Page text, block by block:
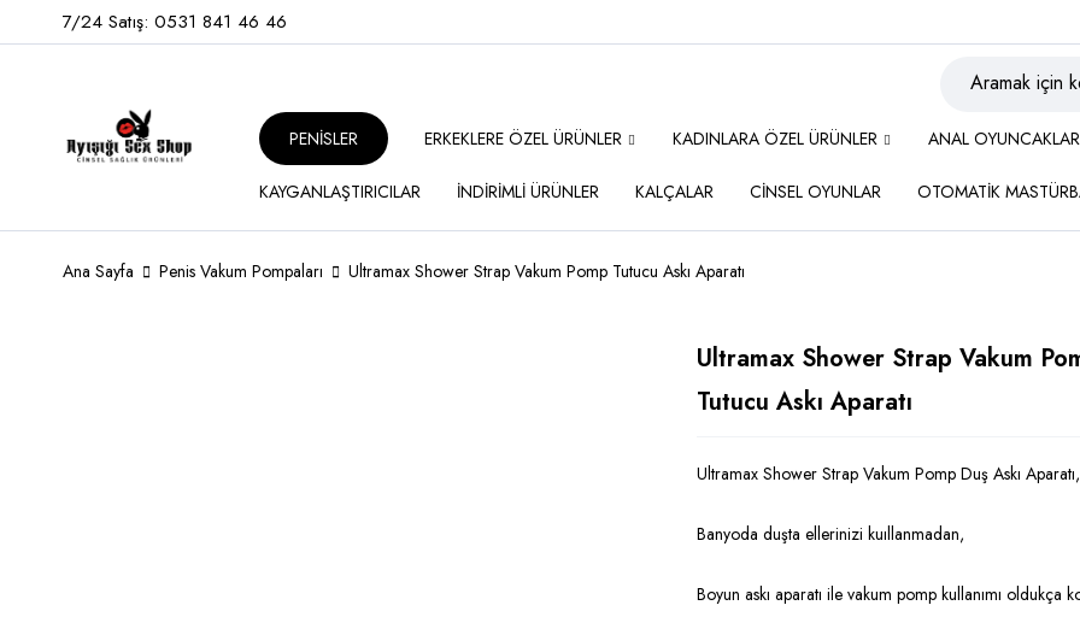
7/24 Satış: 0531 841 46 46
PENİSLER ERKEKLERE ÖZEL ÜRÜNLER KADINLARA ÖZEL ÜRÜNLER ANAL OYUNCAKLAR
KAYGANLAŞTIRICILAR İNDİRİMLİ ÜRÜNLER KALÇALAR CİNSEL OYUNLAR OTOMATİK
Ana Sayfa Penis Vakum Pompaları Ultramax Shower Strap Vakum Pomp Tutucu Askı Aparatı
Ultramax Shower Strap Vakum
Tutucu Askı Aparatı
Ultramax Shower Strap Vakum Pomp Duş Askı Aparatı,
Banyoda duşta ellerinizi kuıllanmadan,
Boyun askı aparatı ile vakum pomp kullanımı oldukça